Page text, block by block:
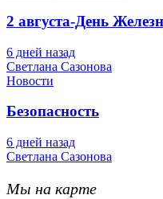
2 августа-День
6 дней назад
Светлана Сазонова
Новости
Безопасность
6 дней назад
Светлана Сазонова
Мы на карте